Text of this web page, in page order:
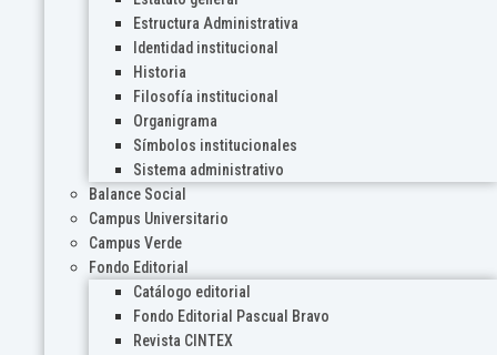
Estructura Administrativa
Identidad institucional
Historia
Filosofía institucional
Organigrama
Símbolos institucionales
Sistema administrativo
Balance Social
Campus Universitario
Campus Verde
Fondo Editorial
Catálogo editorial
Fondo Editorial Pascual Bravo
Revista CINTEX